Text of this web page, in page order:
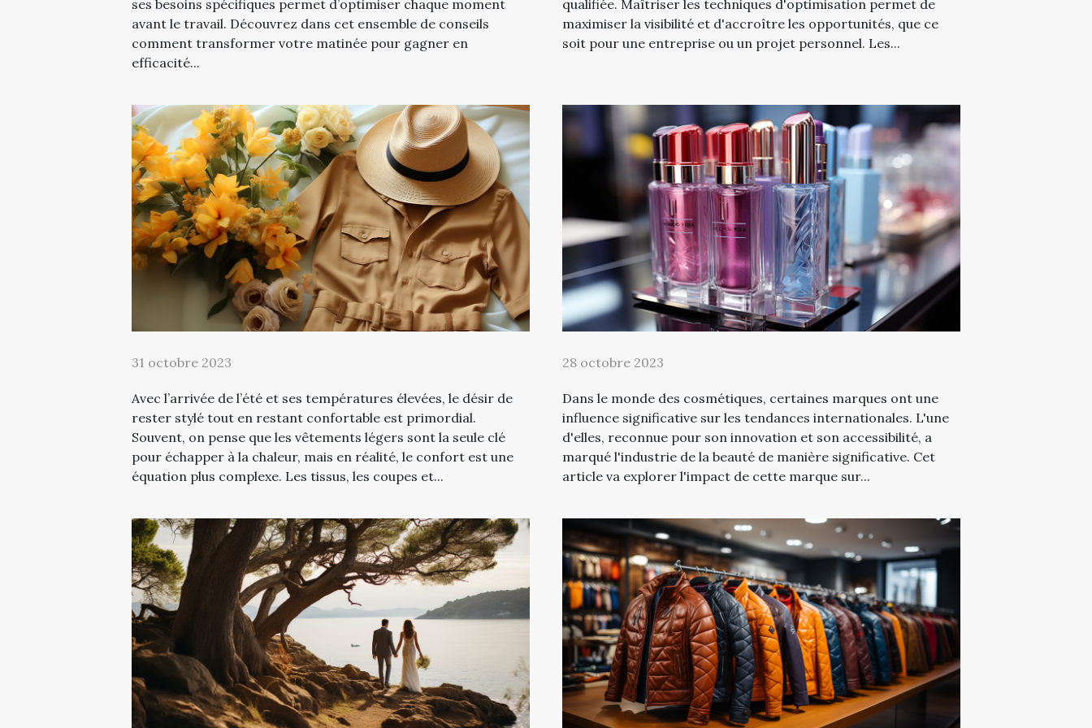
ses besoins spécifiques permet d’optimiser chaque moment
avant le travail. Découvrez dans cet ensemble de conseils
comment transformer votre matinée pour gagner en
efficacité...
qualifiée. Maîtriser les techniques d'optimisation permet de
maximiser la visibilité et d'accroître les opportunités, que ce
soit pour une entreprise ou un projet personnel. Les...
31 octobre 2023
Avec l’arrivée de l’été et ses températures élevées, le désir de
rester stylé tout en restant confortable est primordial.
Souvent, on pense que les vêtements légers sont la seule clé
pour échapper à la chaleur, mais en réalité, le confort est une
équation plus complexe. Les tissus, les coupes et...
28 octobre 2023
Dans le monde des cosmétiques, certaines marques ont une
influence significative sur les tendances internationales. L'une
d'elles, reconnue pour son innovation et son accessibilité, a
marqué l'industrie de la beauté de manière significative. Cet
article va explorer l'impact de cette marque sur...